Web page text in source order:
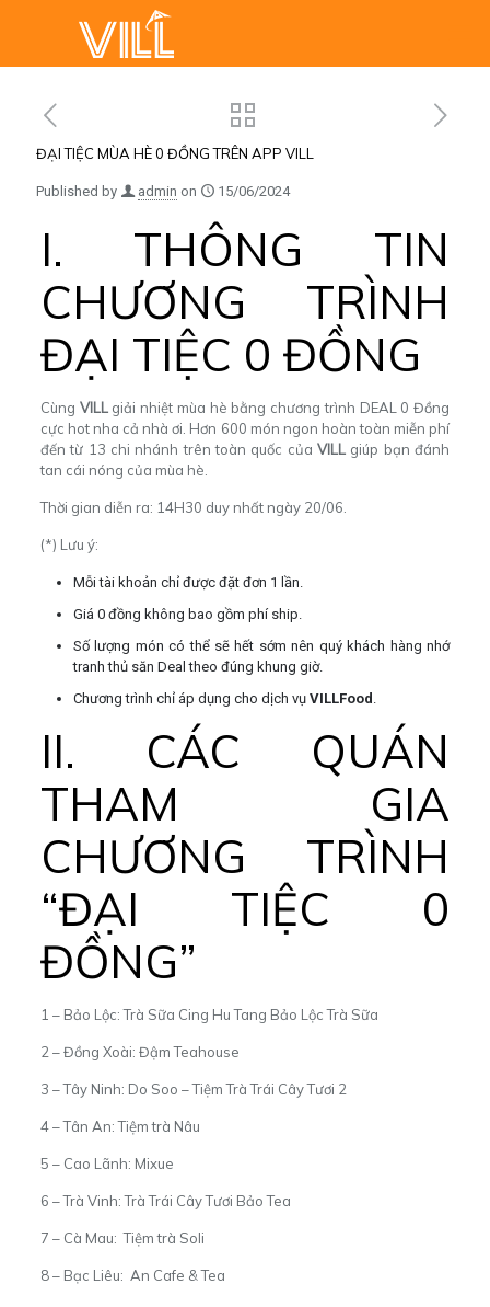
ĐẠI TIỆC MÙA HÈ 0 ĐỒNG TRÊN APP VILL
Published by admin on 15/06/2024
I. THÔNG TIN
CHƯƠNG TRÌNH
ĐẠI TIỆC 0 ĐỒNG
Cùng VILLgiải nhiệt mùa hè bằng chương trình DEAL 0 Đồng
cực hot nha cả nhà ơi. Hơn 600 món ngon hoàn toàn miễn phí
đến từ 13 chi nhánh trên toàn quốc củaVILL giúp bạn đánh
tan cái nóng của mùa hè.
Thời gian diễn ra: 14H30 duy nhất ngày 20/06.
(*) Lưu ý:
Mỗi tài khoản chỉ được đặt đơn 1 lần.
Giá 0 đồng không bao gồm phí ship.
Số lượng món có thể sẽ hết sớm nên quý khách hàng nhớ
tranh thủ săn Deal theo đúng khung giờ.
Chương trình chỉ áp dụng cho dịch vụ VILLFood .
II. CÁC QUÁN
THAM GIA
CHƯƠNG TRÌNH
“ĐẠI TIỆC 0
ĐỒNG”
1 – Bảo Lộc:Trà Sữa Cing Hu Tang Bảo Lộc Trà Sữa
2 – Đồng Xoài: Đậm Teahouse
3 – Tây Ninh: Do Soo – Tiệm Trà Trái Cây Tươi 2
4 – Tân An:Tiệm trà Nâu
5 – Cao Lãnh: Mixue
6 – Trà Vinh:Trà Trái Cây Tươi Bảo Tea
7 – Cà Mau:Tiệm trà Soli
8 – Bạc Liêu: An Cafe & Tea